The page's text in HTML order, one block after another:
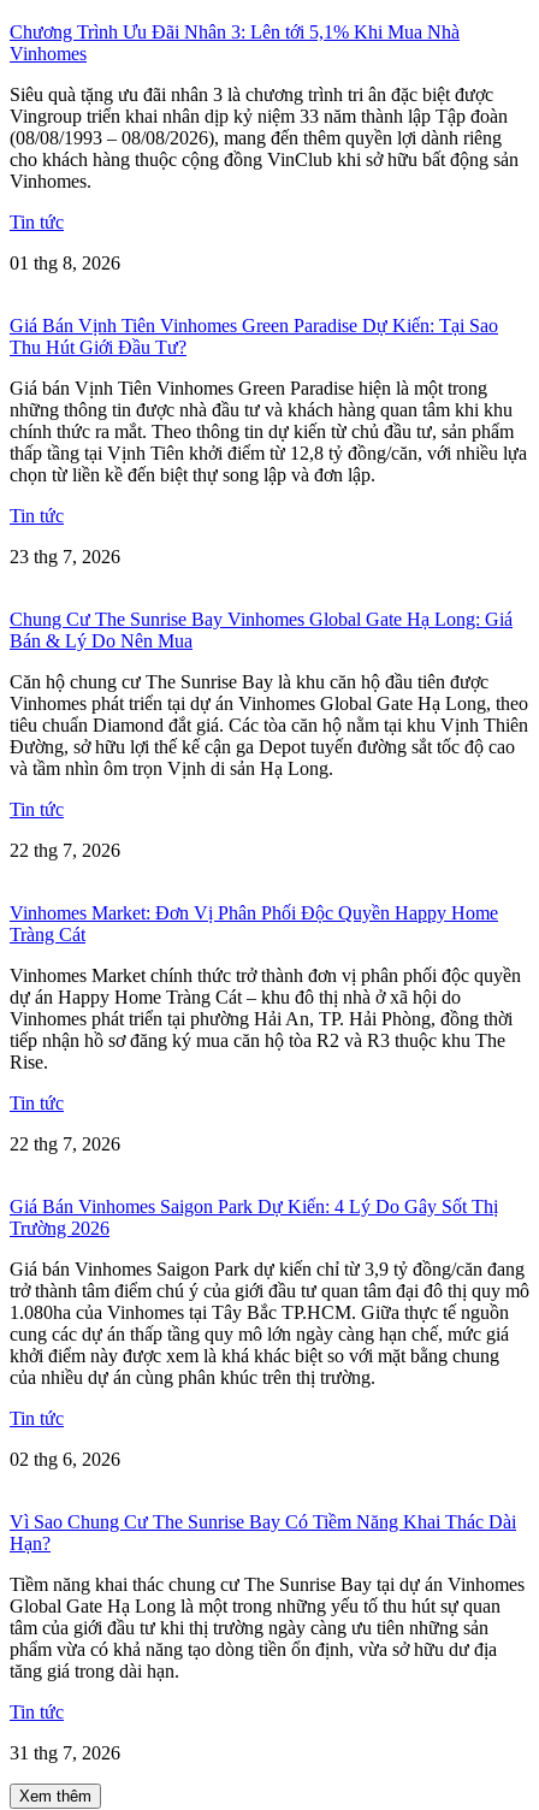
Chương Trình Ưu Đãi Nhân 3: Lên tới 5,1% Khi Mua Nhà
Vinhomes
Siêu quà tặng ưu đãi nhân 3 là chương trình tri ân đặc biệt được
Vingroup triển khai nhân dịp kỷ niệm 33 năm thành lập Tập đoàn
(08/08/1993 – 08/08/2026), mang đến thêm quyền lợi dành riêng
cho khách hàng thuộc cộng đồng VinClub khi sở hữu bất động sản
Vinhomes.
Tin tức
01 thg 8, 2026
Giá Bán Vịnh Tiên Vinhomes Green Paradise Dự Kiến: Tại Sao
Thu Hút Giới Đầu Tư?
Giá bán Vịnh Tiên Vinhomes Green Paradise hiện là một trong
những thông tin được nhà đầu tư và khách hàng quan tâm khi khu
chính thức ra mắt. Theo thông tin dự kiến từ chủ đầu tư, sản phẩm
thấp tầng tại Vịnh Tiên khởi điểm từ 12,8 tỷ đồng/căn, với nhiều lựa
chọn từ liền kề đến biệt thự song lập và đơn lập.
Tin tức
23 thg 7, 2026
Chung Cư The Sunrise Bay Vinhomes Global Gate Hạ Long: Giá
Bán & Lý Do Nên Mua
Căn hộ chung cư The Sunrise Bay là khu căn hộ đầu tiên được
Vinhomes phát triển tại dự án Vinhomes Global Gate Hạ Long, theo
tiêu chuẩn Diamond đắt giá. Các tòa căn hộ nằm tại khu Vịnh Thiên
Đường, sở hữu lợi thế kế cận ga Depot tuyến đường sắt tốc độ cao
và tầm nhìn ôm trọn Vịnh di sản Hạ Long.
Tin tức
22 thg 7, 2026
Vinhomes Market: Đơn Vị Phân Phối Độc Quyền Happy Home
Tràng Cát
Vinhomes Market chính thức trở thành đơn vị phân phối độc quyền
dự án Happy Home Tràng Cát – khu đô thị nhà ở xã hội do
Vinhomes phát triển tại phường Hải An, TP. Hải Phòng, đồng thời
tiếp nhận hồ sơ đăng ký mua căn hộ tòa R2 và R3 thuộc khu The
Rise.
Tin tức
22 thg 7, 2026
Giá Bán Vinhomes Saigon Park Dự Kiến: 4 Lý Do Gây Sốt Thị
Trường 2026
Giá bán Vinhomes Saigon Park dự kiến chỉ từ 3,9 tỷ đồng/căn đang
trở thành tâm điểm chú ý của giới đầu tư quan tâm đại đô thị quy mô
1.080ha của Vinhomes tại Tây Bắc TP.HCM. Giữa thực tế nguồn
cung các dự án thấp tầng quy mô lớn ngày càng hạn chế, mức giá
khởi điểm này được xem là khá khác biệt so với mặt bằng chung
của nhiều dự án cùng phân khúc trên thị trường.
Tin tức
02 thg 6, 2026
Vì Sao Chung Cư The Sunrise Bay Có Tiềm Năng Khai Thác Dài
Hạn?
Tiềm năng khai thác chung cư The Sunrise Bay tại dự án Vinhomes
Global Gate Hạ Long là một trong những yếu tố thu hút sự quan
tâm của giới đầu tư khi thị trường ngày càng ưu tiên những sản
phẩm vừa có khả năng tạo dòng tiền ổn định, vừa sở hữu dư địa
tăng giá trong dài hạn.
Tin tức
31 thg 7, 2026
Xem thêm